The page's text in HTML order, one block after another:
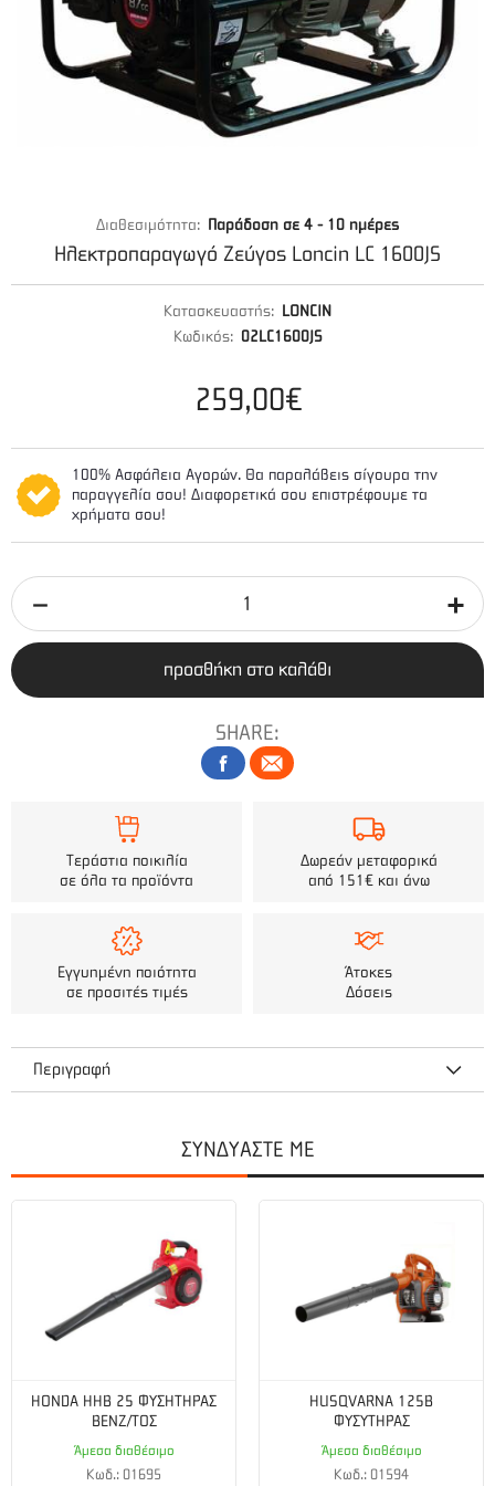
Διαθεσιμότητα: Παράδοση σε 4 - 10 ημέρες
Ηλεκτροπαραγωγό Ζεύγος Loncin LC 1600JS
Κατασκευαστής: LONCIN
Κωδικός: 02LC1600JS
259,00€
100% Ασφάλεια Αγορών. Θα παραλάβεις σίγουρα την
παραγγελία σου! Διαφορετικά σου επιστρέφουμε τα
χρήματα σου!
προσθήκη στο καλάθι
SHARE:
Τεράστια ποικιλία
σε όλα τα προϊόντα
Δωρεάν μεταφορικά
από 151€ και άνω
Εγγυημένη ποιότητα
σε προσιτές τιμές
Άτοκες
Δόσεις
Περιγραφή
τετράχρονο κινητήρα. Με τυλίγματα από χαλκό για υψηλή
και φιλικότητα στο περιβάλλον. Εξαιρετικός σχεδιασμός και
στιβαρή κατασκευή.
Μέγιστη ισχύς (hp):2.3
Συντελεστής ισχύος :
ΣΥΝΔΥΑΣΤΕ ΜΕ
HONDA HHB 25 ΦΥΣΗΤΗΡΑΣ
ΒΕΝΖ/ΤΟΣ
Άμεσα διαθέσιμο
Κωδ.: 01695
HUSQVARNA 125B
ΦΥΣΥΤΗΡΑΣ
Άμεσα διαθέσιμο
Κωδ.: 01594